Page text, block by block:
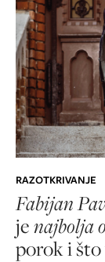
RAZOTKRIVANJE
Fabijan
jenajbolja
porok i što